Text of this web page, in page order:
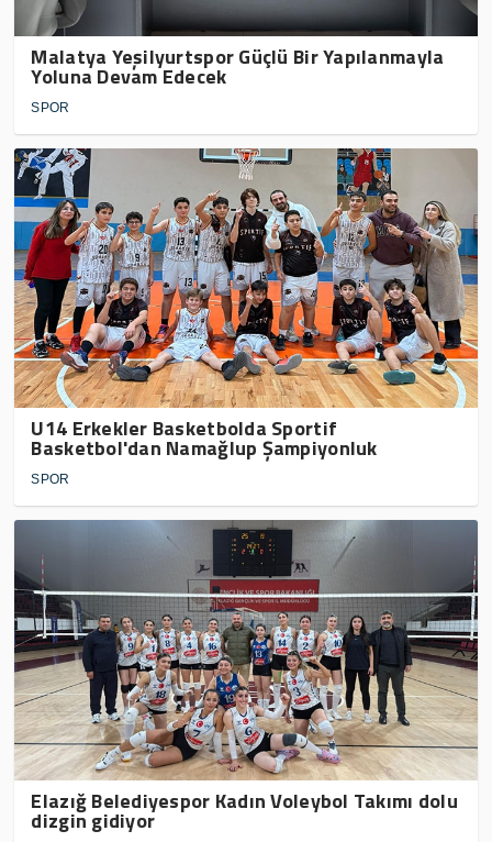
Malatya Yeşilyurtspor Güçlü Bir Yapılanmayla
Yoluna Devam Edecek
SPOR
U14 Erkekler Basketbolda Sportif
Basketbol'dan Namağlup Şampiyonluk
SPOR
Elazığ Belediyespor Kadın Voleybol Takımı dolu
dizgin gidiyor